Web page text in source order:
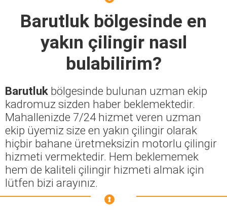
Barutlukbölgesinde en
yakın çilingir nasıl
bulabilirim?
Barutluk bölgesinde bulunan uzman ekip
kadromuz sizden haber beklemektedir.
Mahallenizde 7/24 hizmet veren uzman
ekip üyemiz size en yakın çilingir olarak
hiçbir bahane üretmeksizin motorlu çilingir
hizmeti vermektedir. Hem beklememek
hem de kaliteli çilingir hizmeti almak için
lütfen bizi arayınız.